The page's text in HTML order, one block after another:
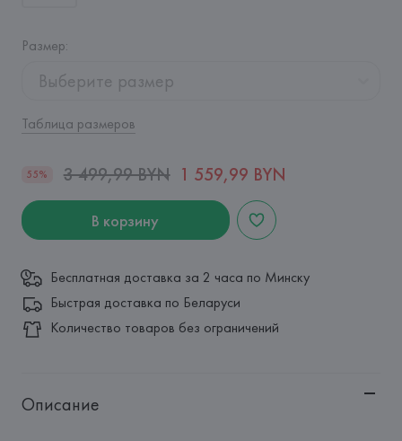
Размер:
Выберите размер
Таблица размеров
55% 3 499,99 BYN 1 559,99 BYN
В корзину
Бесплатная доставка за 2 часа по Минску
Быстрая доставка по Беларуси
Количество товаров без ограничений
Описание